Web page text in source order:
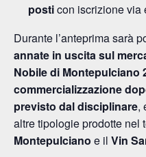
posticon iscrizione via
Durante l’anteprima sarà
annate in uscita sul
Nobile di Montepulciano
commercializzazione
previsto dal disciplinare,
altre tipologie prodotte nel
Montepulciano e il Vin